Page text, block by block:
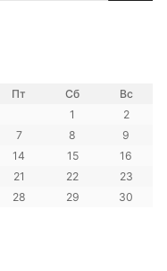
Пт Сб
Вс
1
2
7 8
9
14 15
16
21 22
23
28 29 30